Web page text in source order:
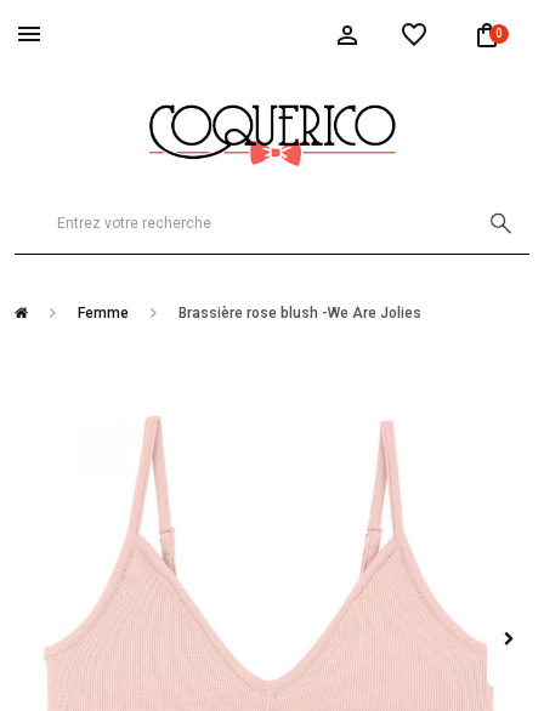
0
Femme Brassière rose blush -We Are Jolies